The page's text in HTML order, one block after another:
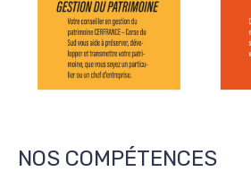
NOS COMPÉTENCES